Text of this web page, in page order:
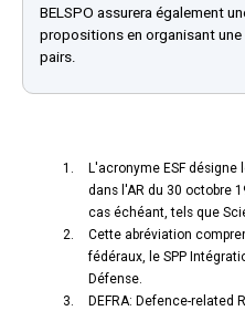
BELSPO assurera également
propositions en organisant
pairs.
L'acronyme ESF
dans l'AR du 30 octobre
cas échéant, tels que
Cette abréviation
fédéraux, le SPP
Défense.
DEFRA: Defence-related